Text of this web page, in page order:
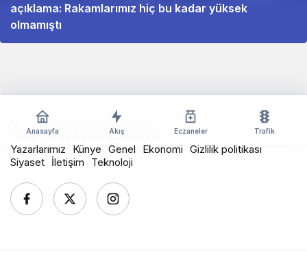
açıklama: Rakamlarımız hiç bu kadar yüksek
olmamıştı
Anasayfa Akış Eczaneler Trafik
© Telif Hakkı 2026, Tüm Hakları Saklıdır
Yazılım:Arge Network Solutions
Yazarlarımız
Künye Genel Ekonomi Gizlilik politikası
Siyaset İletişim Teknoloji